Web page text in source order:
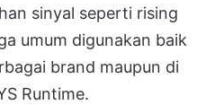
sinyal seperti rising
umum digunakan baik
brand maupun di
Runtime.